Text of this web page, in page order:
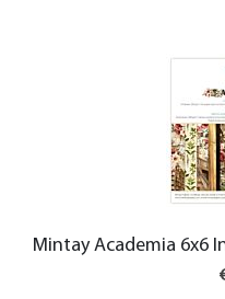
Mintay Academia 6x6